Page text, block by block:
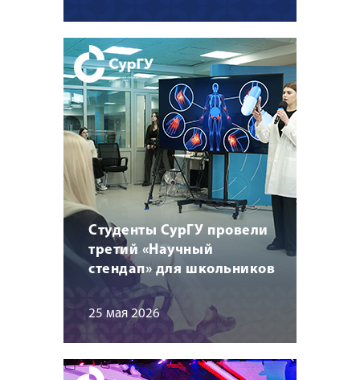
Студенты СурГУ провели
третий «Научный
стендап» для школьников
25 мая 2026